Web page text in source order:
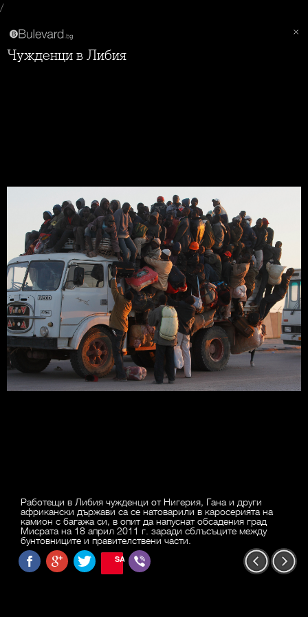
/
Чужденци в Либия
Работещи в Либия чужденци от Нигерия, Гана и други
африкански държави са се натоварили в каросерията на
камион с багажа си, в опит да напуснат обсадения град
Мисрата на 18 април 2011 г. заради сблъсъците между
бунтовниците и правителствени части.
SAVE